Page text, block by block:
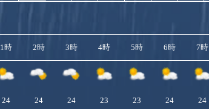
1時 2時 3時 4時 5時 6時 7時
24 24 24 23 23 24 24